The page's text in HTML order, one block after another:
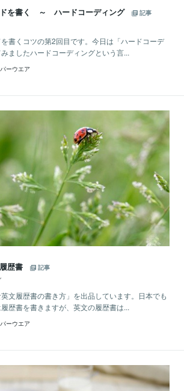
ドを書く ～ ハードコーディング
記事
書くコツの第2回目です。今日は「ハードコーデ
ましたハードコーディングという言...
ーウエア
歴書
記事
文履歴書の書き方」を出品しています。日本でも
歴書を書きますが、英文の履歴書は...
ーウエア